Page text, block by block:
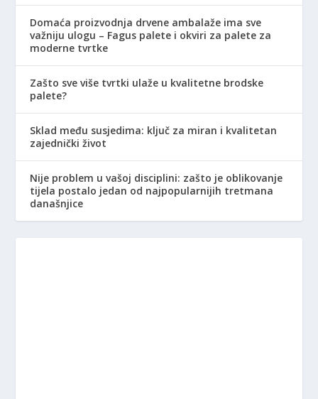
Domaća proizvodnja drvene ambalaže ima sve
važniju ulogu – Fagus palete i okviri za palete za
moderne tvrtke
Zašto sve više tvrtki ulaže u kvalitetne brodske
palete?
Sklad među susjedima: ključ za miran i kvalitetan
zajednički život
Nije problem u vašoj disciplini: zašto je oblikovanje
tijela postalo jedan od najpopularnijih tretmana
današnjice